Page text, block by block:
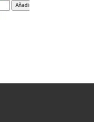
Añadir al carro